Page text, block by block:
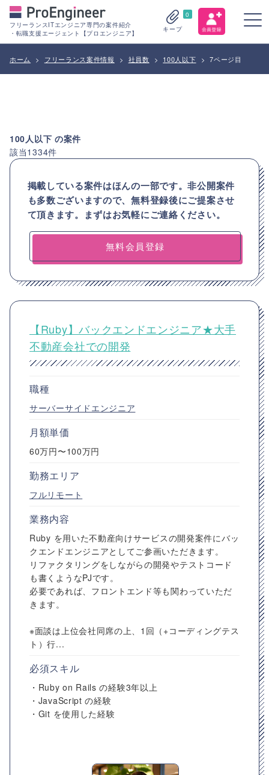
フリーランスITエンジニア専門の案件紹介
・転職支援エージェント【プロエンジニア】
0
キープ
ホーム > フリーランス案件情報 > 社員数 > 100人以下 > 7ページ目
100人以下 の案件
該当1334件
掲載している案件はほんの一部です。非公開案件
も多数ございますので、無料登録後にご提案させ
て頂きます。まずはお気軽にご連絡ください。
無料会員登録
【Ruby】バックエンドエンジニア★大手
不動産会社での開発
職種
サーバーサイドエンジニア
月額単価
60万円〜100万円
勤務エリア
フルリモート
業務内容
Ruby を用いた不動産向けサービスの開発案件にバッ
クエンドエンジニアとしてご参画いただきます。
リファクタリングをしながらの開発やテストコード
も書くようなPJです。
必要であれば、フロントエンド等も関わっていただ
きます。
※面談は上位会社同席の上、1回（+コーディングテス
ト）行...
必須スキル
・Ruby on Rails の経験3年以上
・JavaScript の経験
・Git を使用した経験